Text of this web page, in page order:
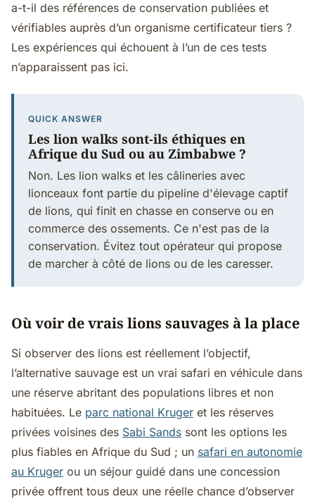
a-t-il des références de conservation publiées et
vérifiables auprès d’un organisme certificateur tiers ?
Les expériences qui échouent à l’un de ces tests
n’apparaissent pas ici.
QUICK ANSWER
Les lion walks sont-ils éthiques en
Afrique du Sud ou au Zimbabwe ?
Non. Les lion walks et les câlineries avec
lionceaux font partie du pipeline d'élevage captif
de lions, qui finit en chasse en conserve ou en
commerce des ossements. Ce n'est pas de la
conservation. Évitez tout opérateur qui propose
de marcher à côté de lions ou de les caresser.
Où voir de vrais lions sauvages à la place
Si observer des lions est réellement l’objectif,
l’alternative sauvage est un vrai safari en véhicule dans
une réserve abritant des populations libres et non
habituées. Le parc national Kruger et les réserves
privées voisines des Sabi Sands sont les options les
plus fiables en Afrique du Sud ; un safari en autonomie
au Kruger ou un séjour guidé dans une concession
privée offrent tous deux une réelle chance d’observer